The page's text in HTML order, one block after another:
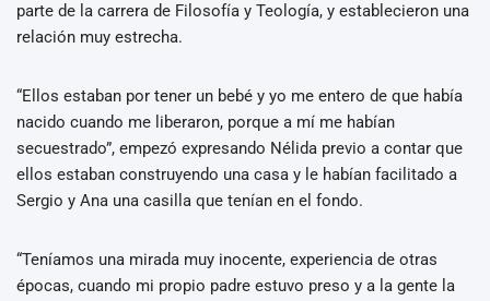
parte de la carrera de Filosofía y Teología, y establecieron una
relación muy estrecha.
“Ellos estaban por tener un bebé y yo me entero de que había
nacido cuando me liberaron, porque a mí me habían
secuestrado”, empezó expresando Nélida previo a contar que
ellos estaban construyendo una casa y le habían facilitado a
Sergio y Ana una casilla que tenían en el fondo.
“Teníamos una mirada muy inocente, experiencia de otras
épocas, cuando mi propio padre estuvo preso y a la gente la